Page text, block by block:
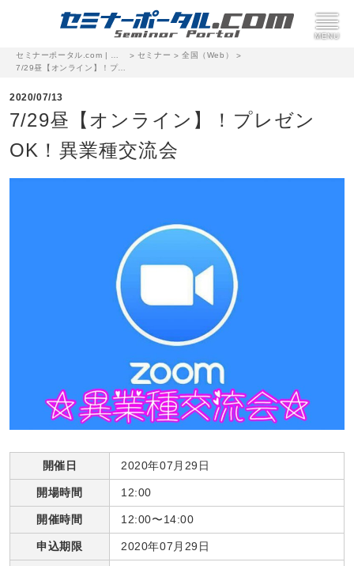
> セミナー >全国（Web）
>
7/29昼【オンライン】！プレゼンOK！異業種交流会
2020/07/13
7/29昼【オンライン】！プレゼン
OK！異業種交流会
開催日 2020年07月29日
開場時間 12:00
開催時間 12:00〜14:00
申込期限 2020年07月29日